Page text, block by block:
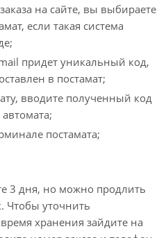
на сайте, вы выбираете
если такая система
придет уникальный код,
в постамат;
вводите полученный код
постамата;
3 дня, но можно продлить
Чтобы уточнить
хранения зайдите на